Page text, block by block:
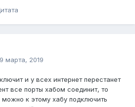
марта, 2019
и у всех интернет перестанет
все порты хабом соединит, то
можно к этому хабу подключить